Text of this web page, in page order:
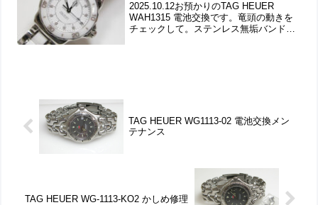
2025.10.12お預かりのTAG HEUER
WAH1315 電池交換です。竜頭の動きを
チェックして。ステンレス無垢バンドに
TAG HEUER WG1113-02 電池交換メン
テナンス
TAG HEUER WG-1113-KO2 かしめ修理